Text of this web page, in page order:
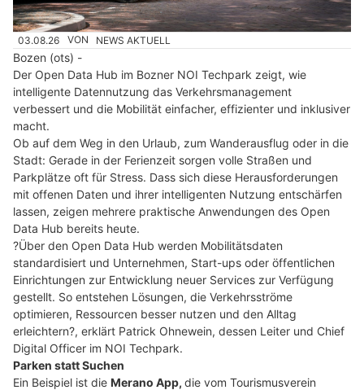
03.08.26 VON NEWS AKTUELL
Bozen (ots) -
Der Open Data Hub im Bozner NOI Techpark zeigt, wie
intelligente Datennutzung das Verkehrsmanagement
verbessert und die Mobilität einfacher, effizienter und inklusiver
macht.
Ob auf dem Weg in den Urlaub, zum Wanderausflug oder in die
Stadt: Gerade in der Ferienzeit sorgen volle Straßen und
Parkplätze oft für Stress. Dass sich diese Herausforderungen
mit offenen Daten und ihrer intelligenten Nutzung entschärfen
lassen, zeigen mehrere praktische Anwendungen des Open
Data Hub bereits heute.
?Über den Open Data Hub werden Mobilitätsdaten
standardisiert und Unternehmen, Start-ups oder öffentlichen
Einrichtungen zur Entwicklung neuer Services zur Verfügung
gestellt. So entstehen Lösungen, die Verkehrsströme
optimieren, Ressourcen besser nutzen und den Alltag
erleichtern?, erklärt Patrick Ohnewein, dessen Leiter und Chief
Digital Officer im NOI Techpark.
Parken statt Suchen
Ein Beispiel ist die Merano App, die vom Tourismusverein